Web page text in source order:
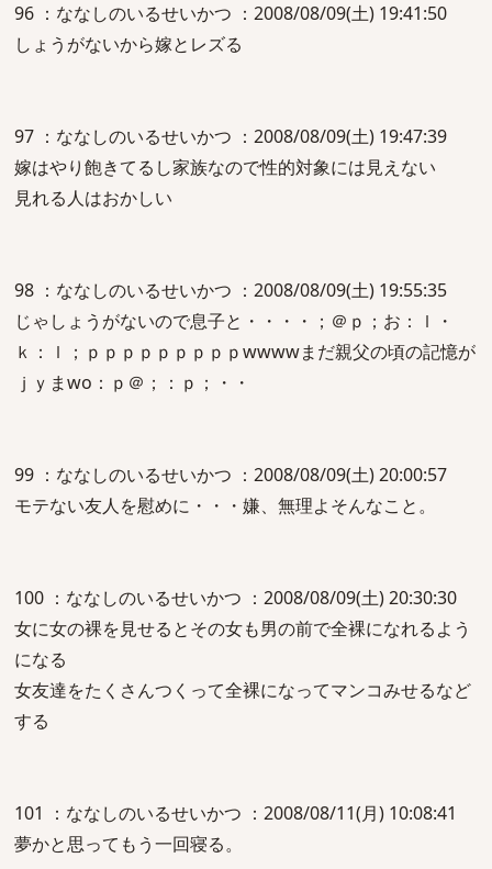
96 ：ななしのいるせいかつ ：2008/08/09(土) 19:41:50
しょうがないから嫁とレズる
97 ：ななしのいるせいかつ ：2008/08/09(土) 19:47:39
嫁はやり飽きてるし家族なので性的対象には見えない
見れる人はおかしい
98 ：ななしのいるせいかつ ：2008/08/09(土) 19:55:35
じゃしょうがないので息子と・・・・；＠ｐ；お：ｌ・
ｋ：ｌ；ｐｐｐｐｐｐｐｐｐwwwwまだ親父の頃の記憶が
ｊｙまwo：ｐ＠；：ｐ；・・
99 ：ななしのいるせいかつ ：2008/08/09(土) 20:00:57
モテない友人を慰めに・・・嫌、無理よそんなこと。
100 ：ななしのいるせいかつ ：2008/08/09(土) 20:30:30
女に女の裸を見せるとその女も男の前で全裸になれるよう
になる
女友達をたくさんつくって全裸になってマンコみせるなど
する
101 ：ななしのいるせいかつ ：2008/08/11(月) 10:08:41
夢かと思ってもう一回寝る。